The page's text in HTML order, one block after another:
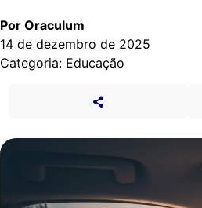
Por Oraculum
14 de dezembro de 2025
Categoria: Educação